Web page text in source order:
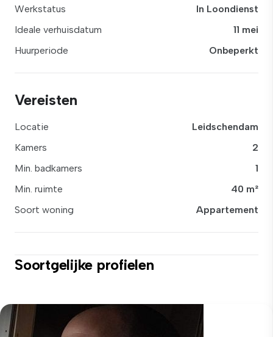
Werkstatus
In Loondienst
Ideale verhuisdatum
11 mei
Huurperiode
Onbeperkt
Vereisten
Locatie
Leidschendam
Kamers
2
Min. badkamers
1
Min. ruimte
40 m²
Soort woning
Appartement
Soortgelijke profielen